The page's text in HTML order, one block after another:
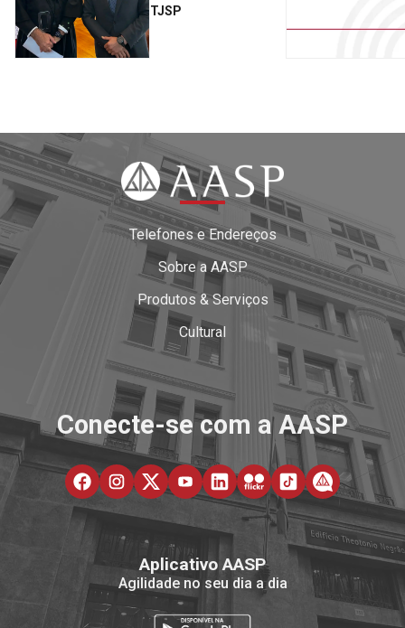
TJSP
Telefones e Endereços
Sobre a AASP
Produtos & Serviços
Cultural
Conecte-se com a AASP
Aplicativo AASP
Agilidade no seu dia a dia